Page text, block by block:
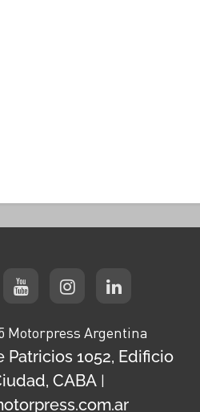
Motorpress Argentina
Patricios 1052, Edificio
CABA |